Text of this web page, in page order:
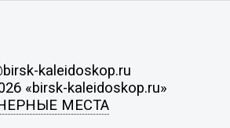
kaleidoskop.ru
«birsk-kaleidoskop.ru»
МЕСТА